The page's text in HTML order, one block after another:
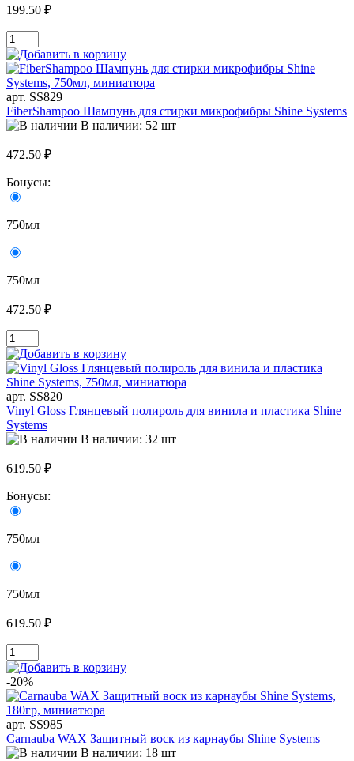
199.50 ₽
арт. SS829
FiberShampoo Шампунь для стирки микрофибры Shine Systems
В наличии: 52 шт
472.50 ₽
Бонусы:
750мл
750мл
472.50 ₽
арт. SS820
Vinyl Gloss Глянцевый полироль для винила и пластика Shine
Systems
В наличии: 32 шт
619.50 ₽
Бонусы:
750мл
750мл
619.50 ₽
-20%
арт. SS985
Carnauba WAX Защитный воск из карнаубы Shine Systems
В наличии: 18 шт